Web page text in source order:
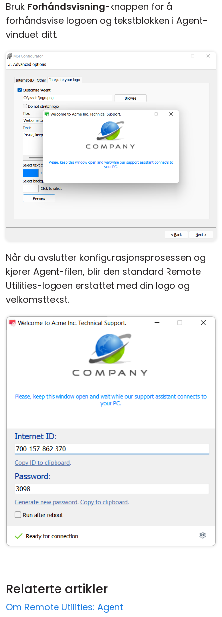
Bruk Forhåndsvisning-knappen for å
forhåndsvise logoen og tekstblokken i Agent-
vinduet ditt.
Når du avslutter konfigurasjonsprosessen og
kjører Agent-filen, blir den standard Remote
Utilities-logoen erstattet med din logo og
velkomsttekst.
Relaterte artikler
Om Remote Utilities: Agent